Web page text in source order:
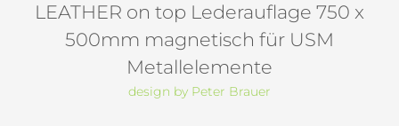
LEATHER on top Lederauflage 750 x
500mm magnetisch für USM
Metallelemente
design by Peter Brauer